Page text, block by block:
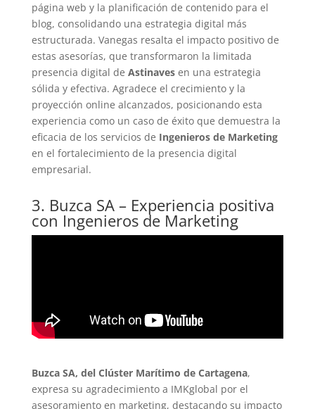
página web y la planificación de contenido para el
blog, consolidando una estrategia digital más
estructurada. Vanegas resalta el impacto positivo de
estas asesorías, que transformaron la limitada
presencia digital de Astinavesen una estrategia
sólida y efectiva. Agradece el crecimiento y la
proyección online alcanzados, posicionando esta
experiencia como un caso de éxito que demuestra la
eficacia de los servicios de Ingenieros de Marketing
en el fortalecimiento de la presencia digital
empresarial.
3. Buzca SA – Experiencia positiva
con Ingenieros de Marketing
Buzca SA, del Clúster Marítimo de Cartagena,
expresa su agradecimiento a IMKglobal por el
asesoramiento en marketing, destacando su impacto